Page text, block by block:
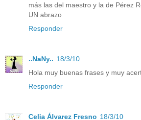
más las del maestro y la de Pérez
UN abrazo
Responder
..NaNy.. 18/3/10
Hola muy buenas frases y muy
Responder
Celia Álvarez Fresno 18/3/10